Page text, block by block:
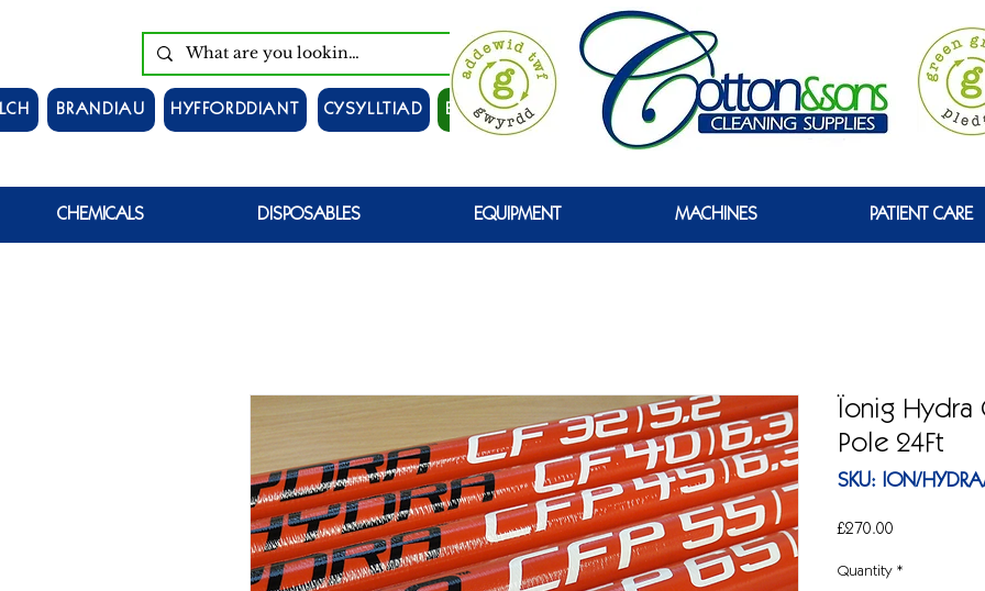
BRANDIAU HYFFORDDIANT CYSYLLTIAD EWCH WYRDD
CHEMICALS DISPOSABLES EQUIPMENT MACHINES PATIENT CARE
Ïonig Hydra
Pole 24Ft
SKU: ION/
£270.00
Quantity *